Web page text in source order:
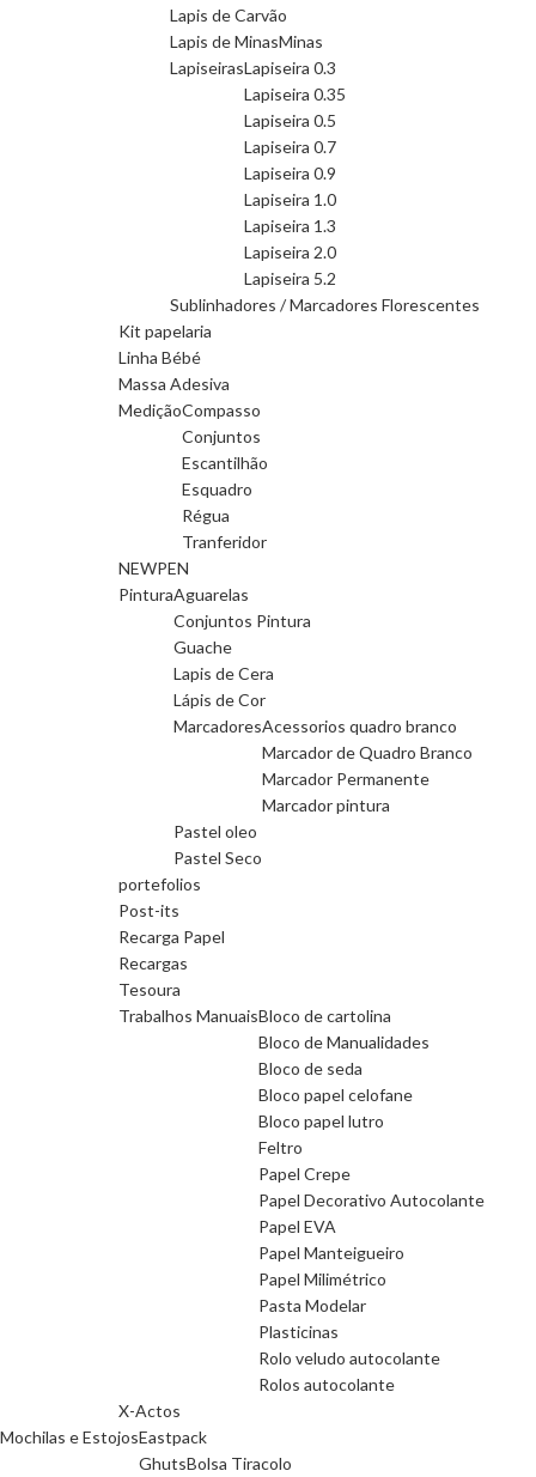
Lapis de Carvão
Lapis de MinasMinas
LapiseirasLapiseira 0.3
Lapiseira 0.35
Lapiseira 0.5
Lapiseira 0.7
Lapiseira 0.9
Lapiseira 1.0
Lapiseira 1.3
Lapiseira 2.0
Lapiseira 5.2
Sublinhadores / Marcadores Florescentes
Kit papelaria
Linha Bébé
Massa Adesiva
MediçãoCompasso
Conjuntos
Escantilhão
Esquadro
Régua
Tranferidor
NEWPEN
PinturaAguarelas
Conjuntos Pintura
Guache
Lapis de Cera
Lápis de Cor
MarcadoresAcessorios quadro branco
Marcador de Quadro Branco
Marcador Permanente
Marcador pintura
Pastel oleo
Pastel Seco
portefolios
Post-its
Recarga Papel
Recargas
Tesoura
Trabalhos ManuaisBloco de cartolina
Bloco de Manualidades
Bloco de seda
Bloco papel celofane
Bloco papel lutro
Feltro
Papel Crepe
Papel Decorativo Autocolante
Papel EVA
Papel Manteigueiro
Papel Milimétrico
Pasta Modelar
Plasticinas
Rolo veludo autocolante
Rolos autocolante
X-Actos
Mochilas e EstojosEastpack
GhutsBolsa Tiracolo